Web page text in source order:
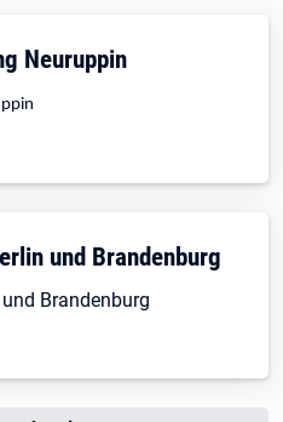
Neuruppin
und Brandenburg
Brandenburg